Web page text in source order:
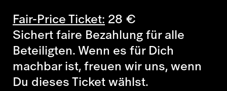
Fair-Price Ticket: 28 €
Sichert faire Bezahlung für alle
Beteiligten. Wenn es für Dich
machbar ist, freuen wir uns, wenn
Du dieses Ticket wählst.